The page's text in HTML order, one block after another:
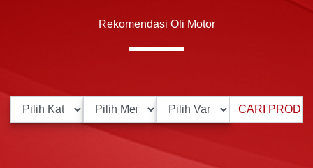
Rekomendasi Oli Motor